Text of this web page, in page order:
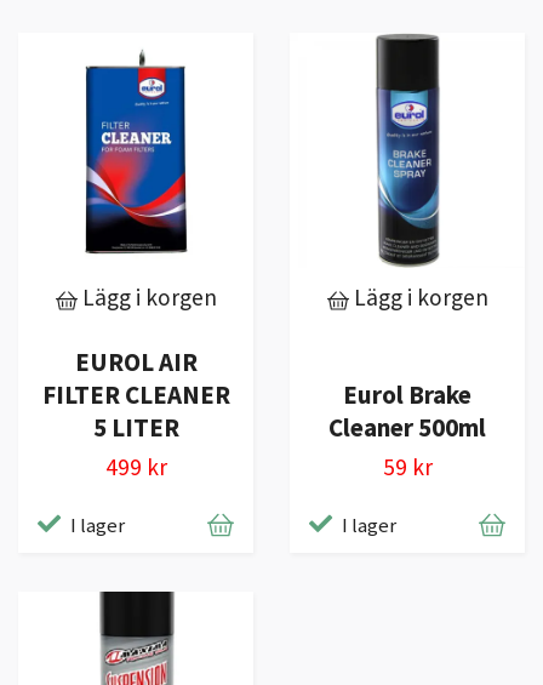
Lägg i korgen
EUROL AIR
FILTER CLEANER
5 LITER
499 kr
I lager
Lägg i korgen
Eurol Brake
Cleaner 500ml
59 kr
I lager